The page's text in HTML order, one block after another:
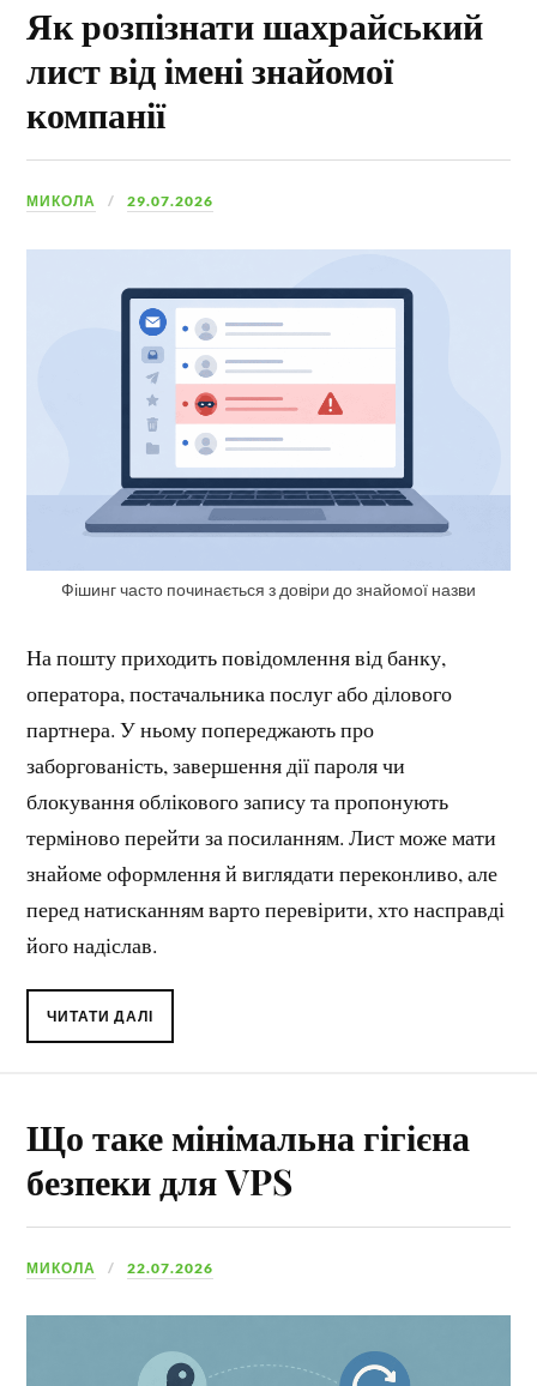
Як розпізнати шахрайський
лист від імені знайомої
компанії
МИКОЛА 29.07.2026
Фішинг часто починається з довіри до знайомої назви
На пошту приходить повідомлення від банку,
оператора, постачальника послуг або ділового
партнера. У ньому попереджають про
заборгованість, завершення дії пароля чи
блокування облікового запису та пропонують
терміново перейти за посиланням. Лист може мати
знайоме оформлення й виглядати переконливо, але
перед натисканням варто перевірити, хто насправді
його надіслав.
ЧИТАТИ ДАЛІ
Що таке мінімальна гігієна
безпеки для VPS
МИКОЛА 22.07.2026